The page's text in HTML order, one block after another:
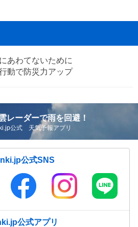
あわてないために
動で防災力アップ
レーダーで雨を回避！
公式 天気予報アプリ
公式SNS
公式アプリ